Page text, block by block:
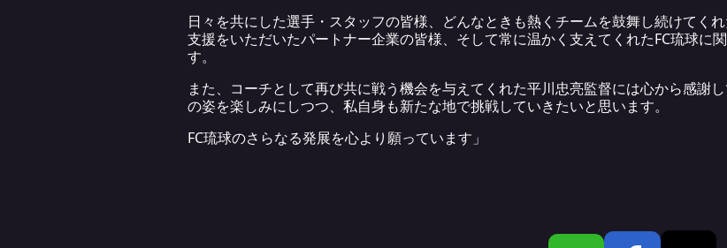
日々を共にした選手・スタッフの皆様、どんなときも熱くチームを鼓舞し続けてく
支援をいただいたパートナー企業の皆様、そして常に温かく支えてくれたFC琉球に
す。
また、コーチとして再び共に戦う機会を与えてくれた平川忠亮監督には心から感謝
の姿を楽しみにしつつ、私自身も新たな地で挑戦していきたいと思います。
FC琉球のさらなる発展を心より願っています」